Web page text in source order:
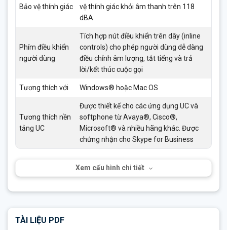
Bảo vệ thính giác
vệ thính giác khỏi âm thanh trên 118
dBA
Phím điều khiển
người dùng
Tích hợp nút điều khiển trên dây (inline
controls) cho phép người dùng dễ dàng
điều chỉnh âm lượng, tắt tiếng và trả
lời/kết thúc cuộc gọi
Tương thích với Windows® hoặc Mac OS
Tương thích nền
tảng UC
Được thiết kế cho các ứng dụng UC và
softphone từ Avaya®, Cisco®,
Microsoft® và nhiều hãng khác. Được
chứng nhận cho Skype for Business
Xem cấu hình chi tiết
TÀI LIỆU PDF